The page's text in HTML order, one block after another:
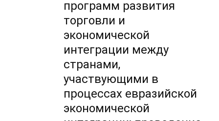
программ развития
торговли и
экономической
интеграции между
странами,
участвующими в
процессах евразийской
экономической